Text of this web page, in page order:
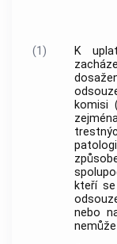
(1)
K
komisi
kteří
nebo